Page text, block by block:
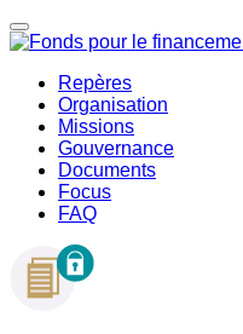
Repères
Organisation
Missions
Gouvernance
Documents
Focus
FAQ